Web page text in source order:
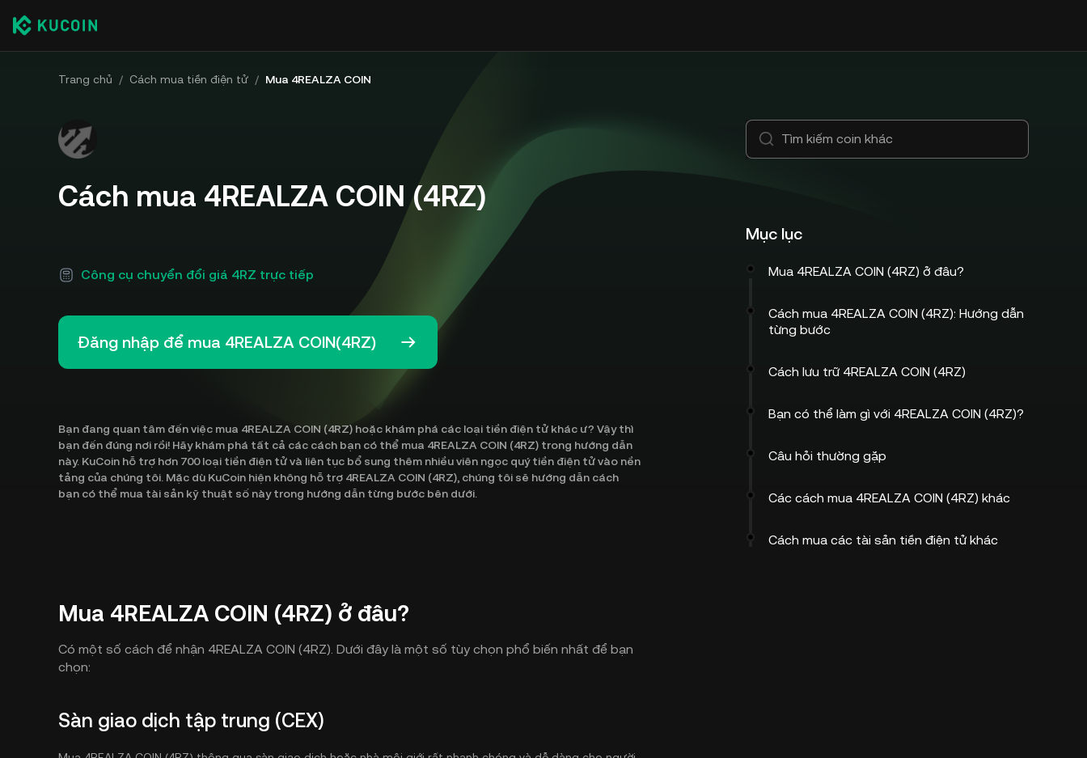
Trang chủ / Cách mua tiền điện tử / Mua 4REALZA COIN
Cách mua 4REALZA COIN (4RZ)
Công cụ chuyển đổi giá 4RZ trực tiếp
Đăng nhập để mua 4REALZA COIN(4RZ)
Bạn đang quan tâm đến việc mua 4REALZA COIN (4RZ) hoặc khám phá các loại tiền điện tử khác ư? Vậy thì
bạn đến đúng nơi rồi! Hãy khám phá tất cả các cách bạn có thể mua 4REALZA COIN (4RZ) trong hướng dẫn
này. KuCoin hỗ trợ hơn 700 loại tiền điện tử và liên tục bổ sung thêm nhiều viên ngọc quý tiền điện tử vào nền
tảng của chúng tôi. Mặc dù KuCoin hiện không hỗ trợ 4REALZA COIN (4RZ), chúng tôi sẽ hướng dẫn cách
bạn có thể mua tài sản kỹ thuật số này trong hướng dẫn từng bước bên dưới.
Mua 4REALZA COIN (4RZ) ở đâu?
Có một số cách để nhận 4REALZA COIN (4RZ). Dưới đây là một số tùy chọn phổ biến nhất để bạn
chọn:
Sàn giao dịch tập trung (CEX)
Mục lục
Mua 4REALZA COIN (4RZ) ở đâu?
Cách mua 4REALZA COIN (4RZ): Hướng dẫn
từng bước
Cách lưu trữ 4REALZA COIN (4RZ)
Bạn có thể làm gì với 4REALZA COIN (4RZ)?
Câu hỏi thường gặp
Các cách mua 4REALZA COIN (4RZ) khác
Cách mua các tài sản tiền điện tử khác